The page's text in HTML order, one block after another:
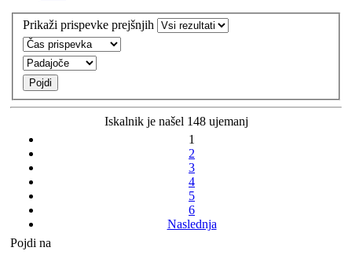
Prikaži prispevke prejšnjih
Iskalnik je našel 148 ujemanj
1
2
3
4
5
6
Naslednja
Pojdi na